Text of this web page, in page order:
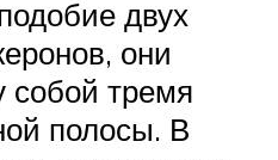
двух
они
собой тремя
полосы. В